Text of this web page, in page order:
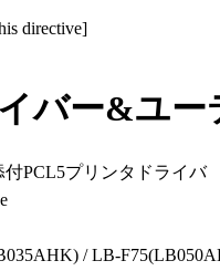
directive]
バー&ユ
付PCL5プリンタドライバ
/ LB-